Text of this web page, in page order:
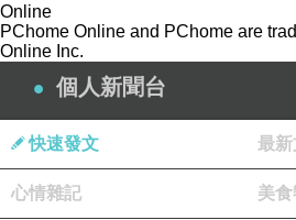
Online
PChome Online and PChome are
Online Inc.
個人新聞台
快速發文 最
心情雜記 美